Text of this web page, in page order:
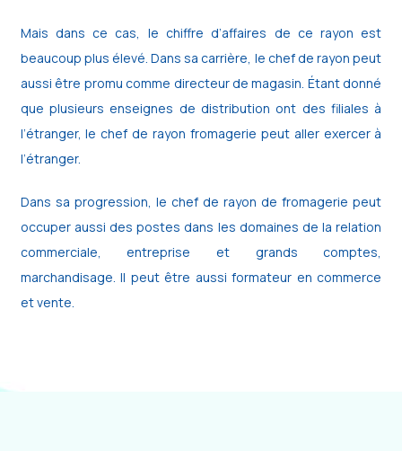
Mais dans ce cas, le chiffre d’affaires de ce rayon est
beaucoup plus élevé. Dans sa carrière, le chef de rayon peut
aussi être promu comme directeur de magasin. Étant donné
que plusieurs enseignes de distribution ont des filiales à
l’étranger, le chef de rayon fromagerie peut aller exercer à
l’étranger.
Dans sa progression, le chef de rayon de fromagerie peut
occuper aussi des postes dans les domaines de la relation
commerciale, entreprise et grands comptes,
marchandisage. Il peut être aussi formateur en commerce
et vente.